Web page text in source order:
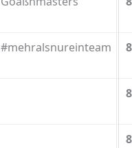
#mehralsnureinteam